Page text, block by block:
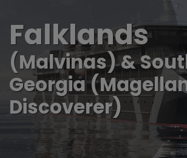
Falklands
(Malvinas) &
Georgia
Discoverer)